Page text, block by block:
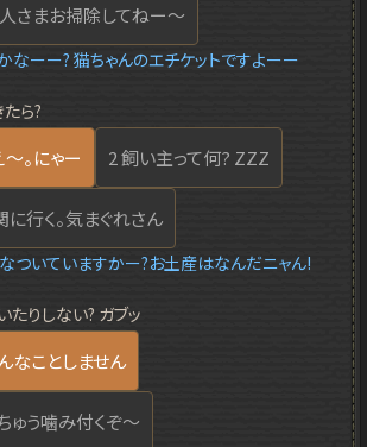
さまお掃除してねー～
なーー? 猫ちゃんのエチケットですよーー
ら?
。にゃー 2 飼い主って何? ZZZ
行く。気まぐれさん
ついていますかー?お土産はなんだニャん!
りしない? ガブッ
なことしません
ゅう噛み付くぞ～